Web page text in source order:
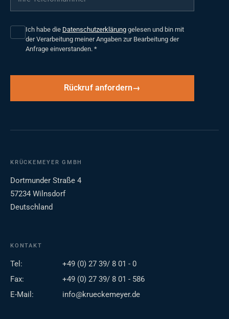
Ich habe die Datenschutzerklärung gelesen und bin mit
der Verarbeitung meiner Angaben zur Bearbeitung der
Anfrage einverstanden. *
Rückruf anfordern
KRÜCKEMEYER GMBH
Dortmunder Straße 4
57234 Wilnsdorf
Deutschland
KONTAKT
Tel:
+49 (0) 27 39/ 8 01 - 0
Fax:
+49 (0) 27 39/ 8 01 - 586
E-Mail:
info@krueckemeyer.de